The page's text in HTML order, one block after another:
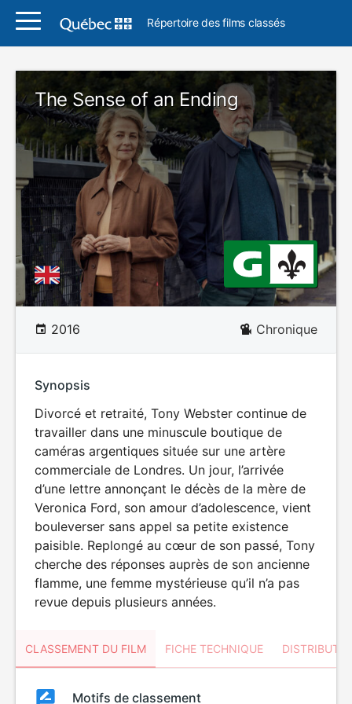
Répertoire des films classés
The Sense of an Ending
2016 Chronique
Synopsis
Divorcé et retraité, Tony Webster continue de
travailler dans une minuscule boutique de
caméras argentiques située sur une artère
commerciale de Londres. Un jour, l’arrivée
d’une lettre annonçant le décès de la mère de
Veronica Ford, son amour d’adolescence, vient
bouleverser sans appel sa petite existence
paisible. Replongé au cœur de son passé, Tony
cherche des réponses auprès de son ancienne
flamme, une femme mystérieuse qu’il n’a pas
revue depuis plusieurs années.
CLASSEMENT DU FILM FICHE TECHNIQUE
ClassementClassement
Motifs de classement